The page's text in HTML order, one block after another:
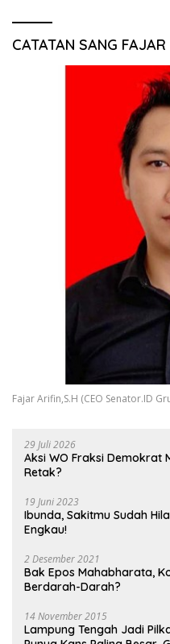
CATATAN SANG FAJAR
Fajar Arifin,S.H (CEO Senator.ID
29 Juli 2026
Aksi WO Fraksi Demokrat
Retak?
19 Juni 2023
Ibunda, Sakitmu Sudah
Engkau!
2 Desember 2021
Bak Epos Mahabharata,
Berdarah-Darah?
14 November 2015
Lampung Tengah Jadi